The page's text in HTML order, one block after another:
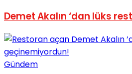
No Result
Demet Akalın ‘dan lüks
Gündem